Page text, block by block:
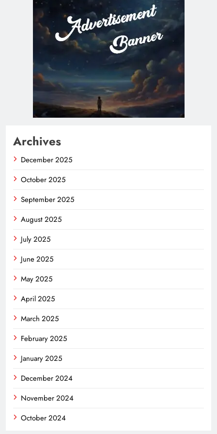
Archives
December 2025
October 2025
September 2025
August 2025
July 2025
June 2025
May 2025
April 2025
March 2025
February 2025
January 2025
December 2024
November 2024
October 2024